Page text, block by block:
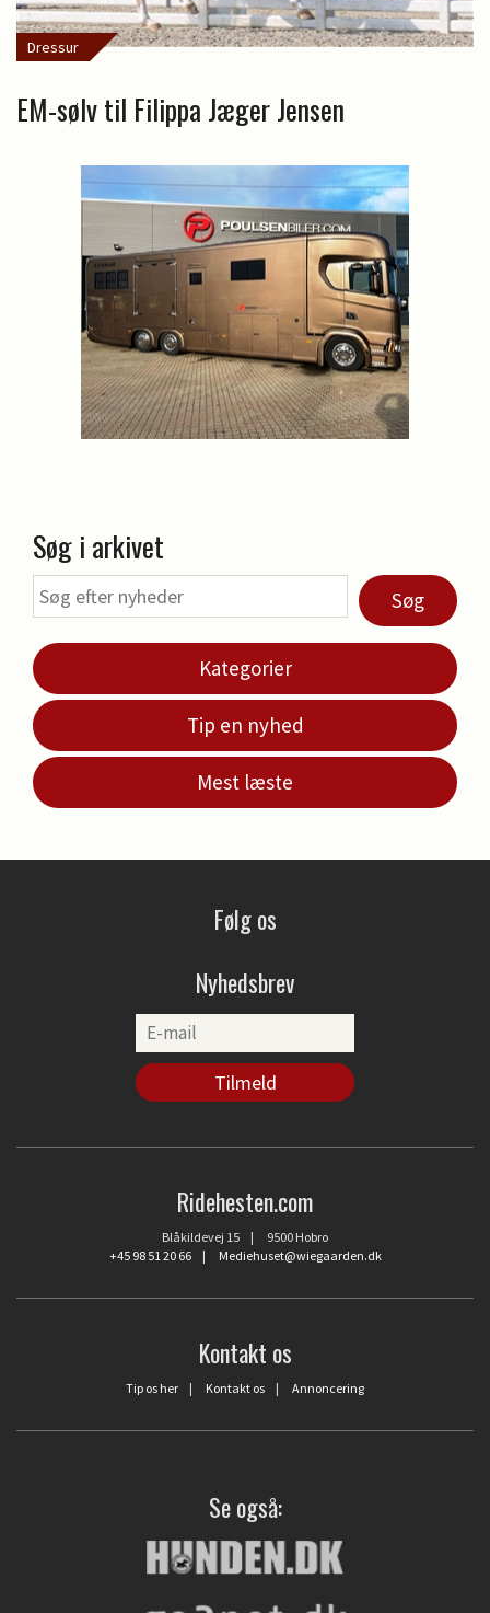
Dressur
EM-sølv til Filippa Jæger Jensen
Søg i arkivet
Søg
Kategorier
Tip en nyhed
Mest læste
Følg os
Nyhedsbrev
Ridehesten.com
Blåkildevej 15 | 9500 Hobro
+45 98 51 20 66| Mediehuset@wiegaarden.dk
Kontakt os
Tip os her | Kontakt os | Annoncering
Se også: